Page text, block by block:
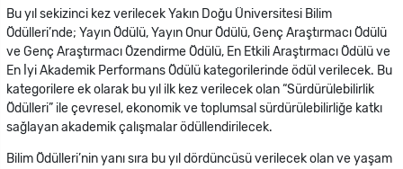
Bu yıl sekizinci kez verilecek Yakın Doğu Üniversitesi Bilim
Ödülleri’nde; Yayın Ödülü, Yayın Onur Ödülü, Genç Araştırmacı Ödülü
ve Genç Araştırmacı Özendirme Ödülü, En Etkili Araştırmacı Ödülü ve
En İyi Akademik Performans Ödülü kategorilerinde ödül verilecek. Bu
kategorilere ek olarak bu yıl ilk kez verilecek olan “Sürdürülebilirlik
Ödülleri” ile çevresel, ekonomik ve toplumsal sürdürülebilirliğe katkı
sağlayan akademik çalışmalar ödüllendirilecek.
Bilim Ödülleri’nin yanı sıra bu yıl dördüncüsü verilecek olan ve yaşam